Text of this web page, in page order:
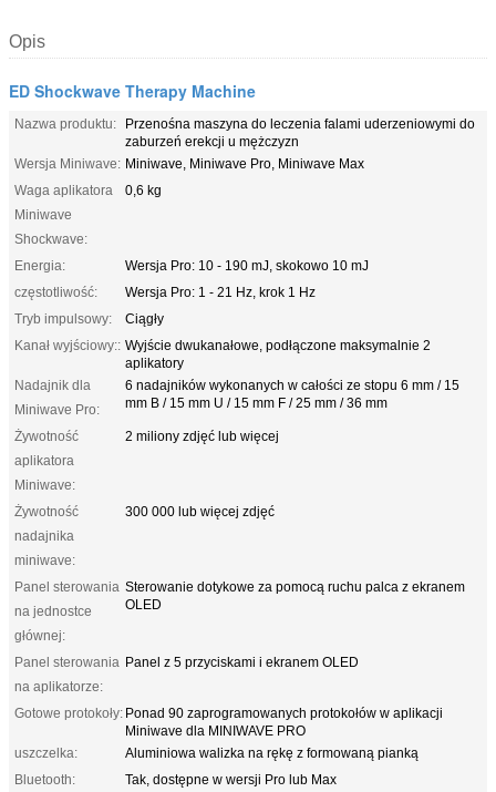
Opis
ED Shockwave Therapy Machine
Nazwa produktu:
Przenośna maszyna do leczenia falami uderzeniowymi do
zaburzeń erekcji u mężczyzn
Wersja Miniwave: Miniwave, Miniwave Pro, Miniwave Max
Waga aplikatora
Miniwave
Shockwave:
0,6 kg
Energia:
Wersja Pro: 10 - 190 mJ, skokowo 10 mJ
częstotliwość:
Wersja Pro: 1 - 21 Hz, krok 1 Hz
Tryb impulsowy:
Ciągły
Kanał wyjściowy:: Wyjście dwukanałowe, podłączone maksymalnie 2
aplikatory
Nadajnik dla
Miniwave Pro:
6 nadajników wykonanych w całości ze stopu 6 mm / 15
mm B / 15 mm U / 15 mm F / 25 mm / 36 mm
Żywotność
aplikatora
Miniwave:
2 miliony zdjęć lub więcej
Żywotność
nadajnika
miniwave:
300 000 lub więcej zdjęć
Panel sterowania
na jednostce
głównej:
Sterowanie dotykowe za pomocą ruchu palca z ekranem
OLED
Panel sterowania
na aplikatorze:
Panel z 5 przyciskami i ekranem OLED
Gotowe protokoły: Ponad 90 zaprogramowanych protokołów w aplikacji
Miniwave dla MINIWAVE PRO
uszczelka:
Aluminiowa walizka na rękę z formowaną pianką
Bluetooth:
Tak, dostępne w wersji Pro lub Max